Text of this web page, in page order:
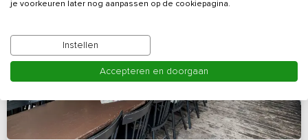
je voorkeuren later nog aanpassen op de cookiepagina.
Instellen
Accepteren en doorgaan